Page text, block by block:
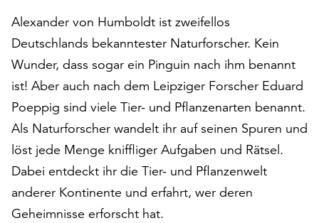
werden.
Klicken
Sie
auf
„Alle
akzeptieren“,
um
alle
Cookies
zu
akzeptieren.
Sie
Alexander von Humboldt ist zweifellos
Deutschlands bekanntester Naturforscher. Kein
Wunder, dass sogar ein Pinguin nach ihm benannt
ist! Aber auch nach dem Leipziger Forscher Eduard
Poeppig sind viele Tier- und Pflanzenarten benannt.
Als Naturforscher wandelt ihr auf seinen Spuren und
löst jede Menge kniffliger Aufgaben und Rätsel.
Dabei entdeckt ihr die Tier- und Pflanzenwelt
anderer Kontinente und erfahrt, wer deren
Geheimnisse erforscht hat.